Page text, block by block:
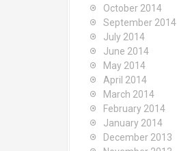
October 2014
September 2014
July 2014
June 2014
May 2014
April 2014
March 2014
February 2014
January 2014
December 2013